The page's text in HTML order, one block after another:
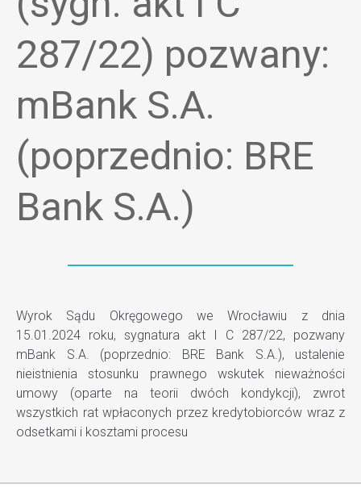
287/22) pozwany:
mBank S.A.
(poprzednio: BRE
Bank S.A.)
Wyrok Sądu Okręgowego we Wrocławiu z dnia
15.01.2024 roku, sygnatura akt I C 287/22, pozwany
mBank S.A. (poprzednio: BRE Bank S.A.), ustalenie
nieistnienia stosunku prawnego wskutek nieważności
umowy (oparte na teorii dwóch kondykcji), zwrot
wszystkich rat wpłaconych przez kredytobiorców wraz z
odsetkami i kosztami procesu